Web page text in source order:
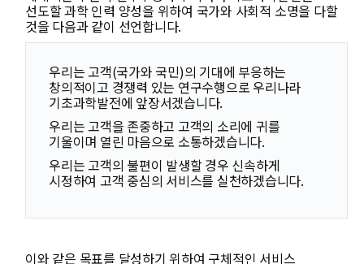
For Visitors
선도할 과학 인력 양성을 위하여 국가와 사회적 소명을 다할
것을 다음과 같이 선언합니다.
우리는 고객(국가와 국민)의 기대에 부응하는
창의적이고 경쟁력 있는 연구수행으로 우리나라
기초과학발전에 앞장서겠습니다.
우리는 고객을 존중하고 고객의 소리에 귀를
기울이며 열린 마음으로 소통하겠습니다.
우리는 고객의 불편이 발생할 경우 신속하게
시정하여 고객 중심의 서비스를 실천하겠습니다.
이와 같은 목표를 달성하기 위하여 구체적인 서비스